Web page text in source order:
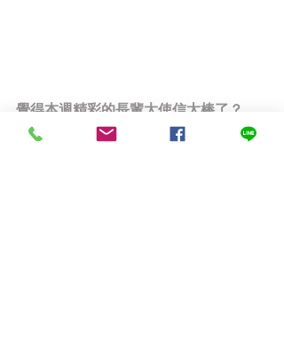
覺得本週精彩的長輩大使信太棒了？
期待長輩大使以實際的行動贊助支持！